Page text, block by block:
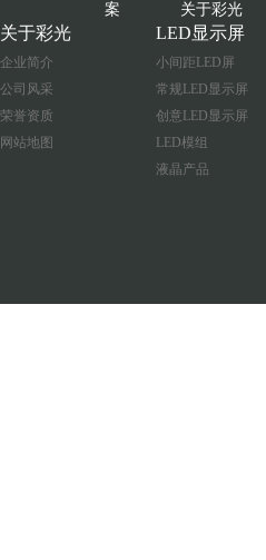
案 关于彩光
关于彩光
企业简介
公司风采
荣誉资质
网站地图
LED显示屏
小间距LED屏
常规LED显示屏
创意LED显示屏
LED模组
液晶产品